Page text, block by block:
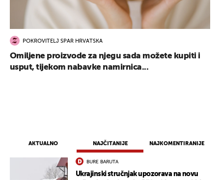
AKTUALNO NAJČITANIJE NAJKOMENTIRANIJE
BURE BARUTA
Ukrajinski stručnjak upozorava na novu
POKROVITELJ SPAR HRVATSKA
Omiljene proizvode za njegu sada možete kupiti i
usput, tijekom nabavke namirnica...